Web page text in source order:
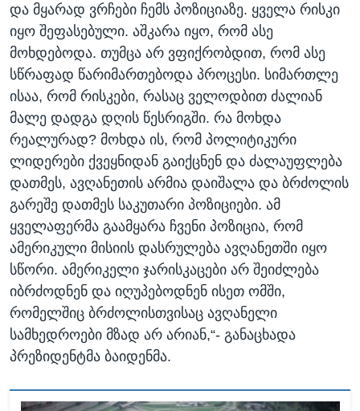
და მყარად ვრჩები ჩემს პოზიციაზე. ყველა რისკი
იყო შეფასებული. აშკარა იყო, რომ ასე
მოხდებოდა. თუმცა არ ვფიქრობდით, რომ ასე
სწრაფად წარიმართებოდა პროცესი. სიმართლე
ისაა, რომ რისკები, რასაც ველოდბით ძალიან
მალე დადგა დღის წესრიგში. რა მოხდა
რეალურად? მოხდა ის, რომ პოლიტიკური
ლიდერები ქვეყნიდან გაიქცნენ და ძალაუფლება
დათმეს, ავღანეთის არმია დაიშალა და ბრძოლის
გარეშე დათმეს საკუთარი პოზიციები. ამ
ყველაფერმა გაამყარა ჩვენი პოზიცია, რომ
ამერიკული მისიის დასრულება ავღანეთში იყო
სწორი. ამერიკელი ჯარისკაცები არ შეიძლება
იბრძოდნენ და იღუპებოდნენ ისეთ ომში,
რომელშიც ბრძოლისთვისაც ავღანელი
სამხედროები მზად არ არიან,“- განაცხადა
პრეზიდენტმა ბაიდენმა.